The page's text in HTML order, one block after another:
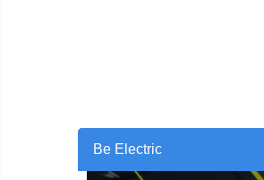
Be Electric